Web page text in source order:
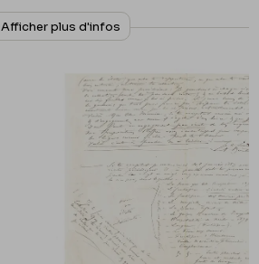
Collationnage
Scan
Collection privée
Afficher plus d'infos